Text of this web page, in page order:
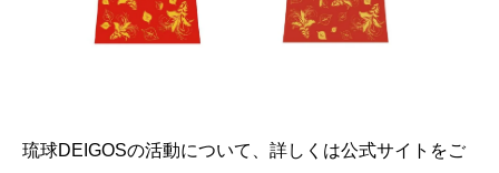
琉球DEIGOSの活動について、詳しくは公式サイトをご